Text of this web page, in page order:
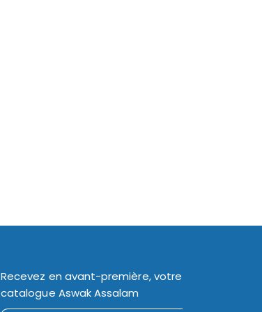
Recevez en avant-première, votre
catalogue Aswak Assalam